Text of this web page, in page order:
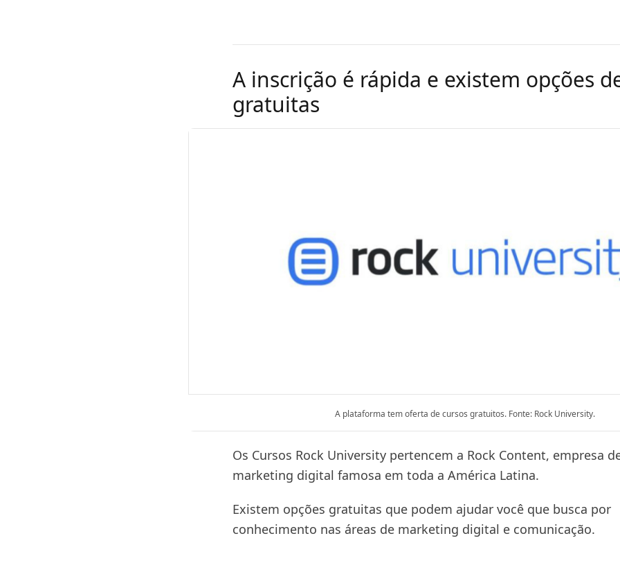
A inscrição é rápida e existem opções
gratuitas
A plataforma tem oferta de cursos gratuitos. Fonte: Rock University.
Os Cursos Rock University pertencem a Rock Content, empresa
marketing digital famosa em toda a América Latina.
Existem opções gratuitas que podem ajudar você que busca por
conhecimento nas áreas de marketing digital e comunicação.